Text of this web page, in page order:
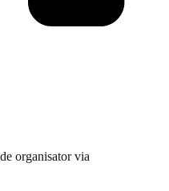
organisator via